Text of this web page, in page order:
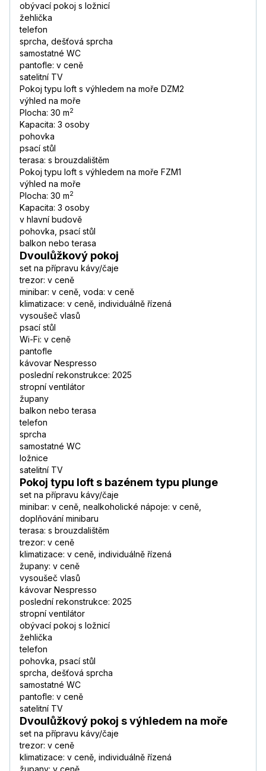
obývací pokoj s ložnicí
žehlička
telefon
sprcha, dešťová sprcha
samostatné WC
pantofle: v ceně
satelitní TV
Pokoj typu loft s výhledem na moře DZM2
výhled na moře
Plocha: 30 m2
Kapacita: 3 osoby
pohovka
psací stůl
terasa: s brouzdalištěm
Pokoj typu loft s výhledem na moře FZM1
výhled na moře
Plocha: 30 m2
Kapacita: 3 osoby
v hlavní budově
pohovka, psací stůl
balkon nebo terasa
Dvoulůžkový pokoj
set na přípravu kávy/čaje
trezor: v ceně
minibar: v ceně, voda: v ceně
klimatizace: v ceně, individuálně řízená
vysoušeč vlasů
psací stůl
Wi-Fi: v ceně
pantofle
kávovar Nespresso
poslední rekonstrukce: 2025
stropní ventilátor
župany
balkon nebo terasa
telefon
sprcha
samostatné WC
ložnice
satelitní TV
Pokoj typu loft s bazénem typu plunge
set na přípravu kávy/čaje
minibar: v ceně, nealkoholické nápoje: v ceně,
doplňování minibaru
terasa: s brouzdalištěm
trezor: v ceně
klimatizace: v ceně, individuálně řízená
župany: v ceně
vysoušeč vlasů
kávovar Nespresso
poslední rekonstrukce: 2025
stropní ventilátor
obývací pokoj s ložnicí
žehlička
telefon
pohovka, psací stůl
sprcha, dešťová sprcha
samostatné WC
pantofle: v ceně
satelitní TV
Dvoulůžkový pokoj s výhledem na moře
set na přípravu kávy/čaje
trezor: v ceně
klimatizace: v ceně, individuálně řízená